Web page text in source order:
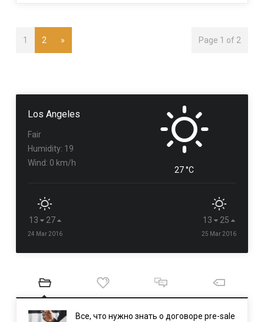
Page 1 of 2
1 2 »
Los Angeles
Fair
Humidity: 19
Wind: 0 km/h
27 °C
13 27
24 Mar 2016
13 25
25 Mar 2016
Все, что нужно знать о договоре pre-sale